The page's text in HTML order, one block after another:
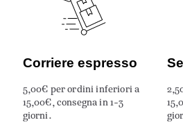
Corriere espresso
5,00€ per ordini inferiori a
15,00€, consegna in 1-3
giorni.